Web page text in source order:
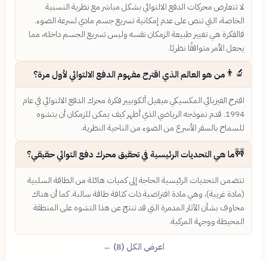
لا تتعارض محركات الدفع الالتوائي بشكل مباشر مع نظرية النسبية
الخاصة، التي تنص على عدم إمكانية تسريع جسم مادي لسرعة الضوء.
فالفكرة هي تغيير طبيعة الزمكان نفسه وليس تسريع الجسم داخله، مما
يجعل الأمر متوافقًا نظريًا.
👨‍🔬 من هو العالم الذي اقترح مفهوم الدفع الالتوائي لأول مرة؟
اقترح الفيزيائي المكسيكي ميغيل ألكوبيير فكرة محرك الدفع الالتوائي في عام
1994. قدم نموذجه الرياضي الذي أظهر كيف يمكن للزمكان أن يتشوه
للسماح بالسفر الأسرع من الضوء من الناحية النظرية.
🚧ما هي التحديات الرئيسية في تحقيق محرك دفع التوائي حقيقي؟
تتضمن التحديات الرئيسية الحاجة إلى كميات هائلة من الطاقة السلبية
(مادة غريبة)، وهي مادة افتراضية ذات كثافة طاقة سالبة. كما أن هناك
مخاوف بشأن الآثار المدمرة التي قد تنتج عن هذا التشوه على المنطقة
المحيطة ووجهة المركبة.
اعرض الكل (8) ←